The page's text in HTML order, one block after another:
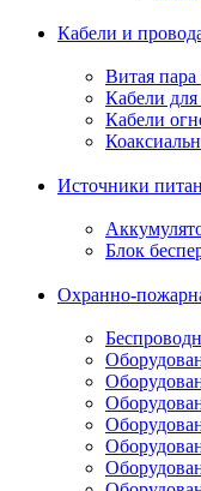
Кабели и
Витая
Кабели
Кабели
Источники
Блок
Охранно-